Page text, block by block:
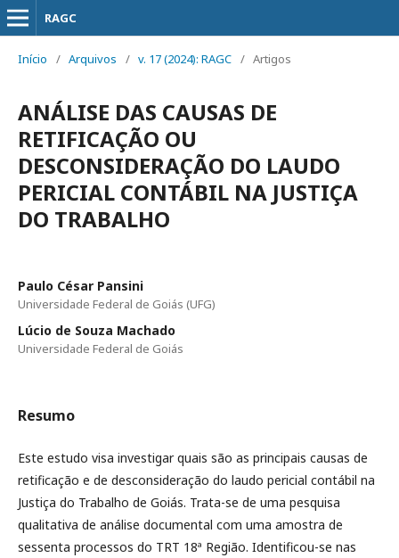
RAGC
Início / Arquivos / v. 17 (2024): RAGC / Artigos
ANÁLISE DAS CAUSAS DE
RETIFICAÇÃO OU
DESCONSIDERAÇÃO DO LAUDO
PERICIAL CONTÁBIL NA JUSTIÇA
DO TRABALHO
Paulo César Pansini
Universidade Federal de Goiás (UFG)
Lúcio de Souza Machado
Universidade Federal de Goiás
Resumo
Este estudo visa investigar quais são as principais causas de
retificação e de desconsideração do laudo pericial contábil na
Justiça do Trabalho de Goiás. Trata-se de uma pesquisa
qualitativa de análise documental com uma amostra de
sessenta processos do TRT 18ª Região. Identificou-se nas